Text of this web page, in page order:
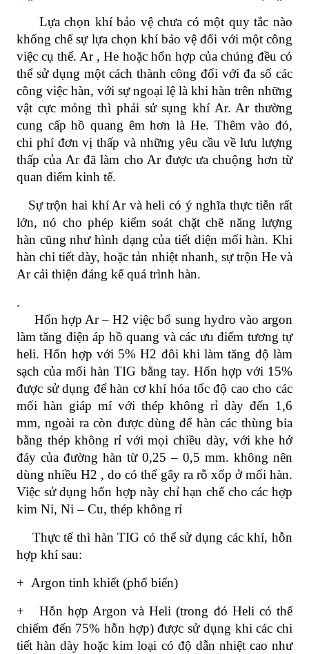
Lựa chọn khí bảo vệ chưa có một quy tắc nào
khống chế sự lựa chọn khí bảo vệ đối với một công
việc cụ thể. Ar , He hoặc hổn hợp của chúng đều có
thể sử dụng một cách thành công đối với đa số các
công việc hàn, với sự ngoại lệ là khi hàn trên những
vật cực mỏng thì phải sử sụng khí Ar. Ar thường
cung cấp hồ quang êm hơn là He. Thêm vào đó,
chi phí đơn vị thấp và những yêu cầu về lưu lượng
thấp của Ar đã làm cho Ar được ưa chuộng hơn từ
quan điểm kinh tế.
Sự trộn hai khí Ar và heli có ý nghĩa thực tiễn rất
lớn, nó cho phép kiểm soát chặt chẽ năng lượng
hàn cũng như hình dạng của tiết diện mối hàn. Khi
hàn chi tiết dày, hoặc tản nhiệt nhanh, sự trộn He và
Ar cải thiện đáng kể quá trình hàn.
.
Hổn hợp Ar – H2 việc bổ sung hydro vào argon
làm tăng điện áp hồ quang và các ưu điểm tương tự
heli. Hổn hợp với 5% H2 đôi khi làm tăng độ làm
sạch của mốihàn TIG bằng tay. Hổn hợp với 15%
được sử dụng để hàn cơ khí hóa tốc độ cao cho các
mối hàn giáp mí với thép không rỉ dày đến 1,6
mm, ngoài ra còn được dùng để hàn các thùng bia
bằng thép không rỉ với mọi chiều dày, với khe hở
đáy của đường hàn từ 0,25 – 0,5 mm. không nên
dùng nhiều H2 , do có thể gây ra rỗ xốp ở mối hàn.
Việc sử dụng hổn hợp này chỉ hạn chế cho các hợp
kim Ni, Ni – Cu, thép không rỉ
Thực tế thì hàn TIG có thể sử dụng các khí, hỗn
hợp khí sau:
+ Argon tinh khiết (phổ biến)
+
Hỗn hợp Argon và Heli (trong đó Heli có thể
chiếm đến 75% hỗn hợp) được sử dụng khi các chi
tiết hàn dày hoặc kim loại có độ dẫn nhiệt cao như